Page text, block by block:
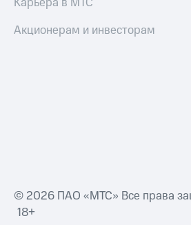
Акционерам и инвесторам
© 2026 ПАО «МТС» Все права
18+